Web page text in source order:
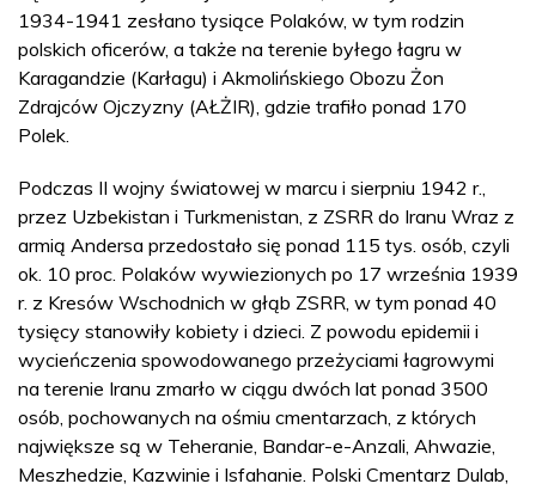
1934-1941 zesłano tysiące Polaków, w tym rodzin
polskich oficerów, a także na terenie byłego łagru w
Karagandzie (Karłagu) i Akmolińskiego Obozu Żon
Zdrajców Ojczyzny (AŁŻIR), gdzie trafiło ponad 170
Polek.
Podczas II wojny światowej w marcu i sierpniu 1942 r.,
przez Uzbekistan i Turkmenistan, z ZSRR do Iranu Wraz z
armią Andersa przedostało się ponad 115 tys. osób, czyli
ok. 10 proc. Polaków wywiezionych po 17 września 1939
r. z Kresów Wschodnich w głąb ZSRR, w tym ponad 40
tysięcy stanowiły kobiety i dzieci. Z powodu epidemii i
wycieńczenia spowodowanego przeżyciami łagrowymi
na terenie Iranu zmarło w ciągu dwóch lat ponad 3500
osób, pochowanych na ośmiu cmentarzach, z których
największe są w Teheranie, Bandar-e-Anzali, Ahwazie,
Meszhedzie, Kazwinie i Isfahanie. Polski Cmentarz Dulab,